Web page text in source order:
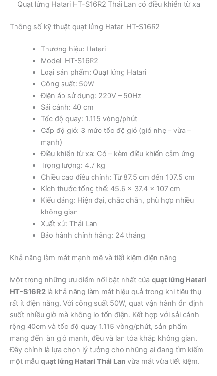
Quạt lửng Hatari HT-S16R2 Thái Lan có điều khiển từ xa
Thông số kỹ thuật quạt lửng Hatari HT-S16R2
Thương hiệu: Hatari
Model: HT-S16R2
Loại sản phẩm: Quạt lửng Hatari
Công suất: 50W
Điện áp sử dụng: 220V – 50Hz
Sải cánh: 40 cm
Tốc độ quay: 1.115 vòng/phút
Cấp độ gió: 3 mức tốc độ gió (gió nhẹ – vừa –
mạnh)
Điều khiển từ xa: Có – kèm điều khiển cảm ứng
Trọng lượng: 4.7 kg
Chiều cao điều chỉnh: Từ 87.5 cm đến 107.5 cm
Kích thước tổng thể: 45.6 x 37.4 x 107 cm
Kiểu dáng: Hiện đại, chắc chắn, phù hợp nhiều
không gian
Xuất xứ: Thái Lan
Bảo hành chính hãng: 24 tháng
Khả năng làm mát mạnh mẽ và tiết kiệm điện năng
Một trong những ưu điểm nổi bật nhất của quạt lửng Hatari
HT-S16R2 là khả năng làm mát hiệu quả trong khi tiêu thụ
rất ít điện năng. Với công suất 50W, quạt vận hành ổn định
suốt nhiều giờ mà không lo tốn điện. Kết hợp với sải cánh
rộng 40cm và tốc độ quay 1.115 vòng/phút, sản phẩm
mang đến làn gió mạnh, đều và lan tỏa khắp không gian.
Đây chính là lựa chọn lý tưởng cho những ai đang tìm kiếm
một mẫu quạt lửng Hatari Thái Lan vừa mát vừa tiết kiệm.